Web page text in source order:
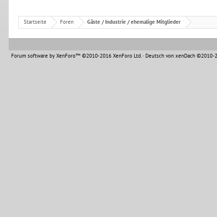
Startseite Foren Gäste / Industrie / ehemalige Mitglieder
Forum software by XenForo™©2010-2016 XenForo Ltd.- Deutsch von xenDach©2010-